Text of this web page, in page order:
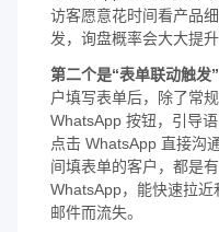
访客愿意花时间看产品
发，询盘概率会大大提升
第二个是“表单联动触发”
户填写表单后，除了常
WhatsApp 按钮，引导语
点击 WhatsApp 直接沟
间填表单的客户，都是
WhatsApp，能快速拉
邮件而流失。